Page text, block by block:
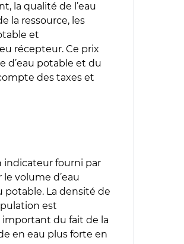
la qualité de l’eau
la ressource, les
et
récepteur. Ce prix
d’eau potable et du
des taxes et
indicateur fourni par
volume d’eau
potable. La densité de
est
important du fait de la
en eau plus forte en